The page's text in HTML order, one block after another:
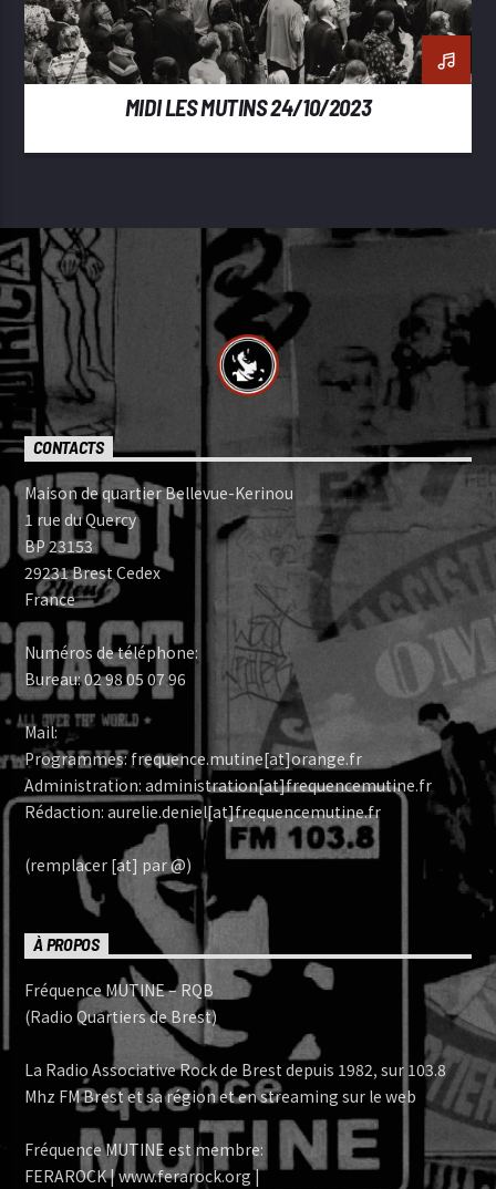
MIDI LES MUTINS 24/10/2023
CONTACTS
Maison de quartier Bellevue-Kerinou
1 rue du Quercy
BP 23153
29231 Brest Cedex
France
Numéros de téléphone:
Bureau: 02 98 05 07 96
Mail:
Programmes: frequence.mutine[at]orange.fr
Administration: administration[at]frequencemutine.fr
Rédaction: aurelie.deniel[at]frequencemutine.fr
(remplacer [at] par @)
À PROPOS
Fréquence MUTINE – RQB
(Radio Quartiers de Brest)
La Radio Associative Rock de Brest depuis 1982, sur 103.8
Mhz FM Brest et sa région et en streaming sur le web
Fréquence MUTINE est membre:
FERAROCK | www.ferarock.org |